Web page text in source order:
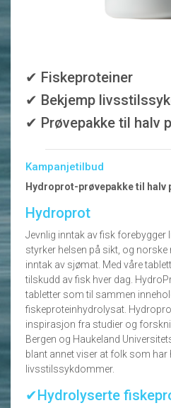
✔ Fiskeproteiner
✔ Bekjemp
✔ Prøvepakke til halv
Kampanjetilbud
Hydroprot-prøvepakke til halv
Hydroprot
Jevnlig inntak av fisk
styrker helsen på sikt, og
inntak av sjømat. Med våre
tilskudd av fisk hver dag.
tabletter som til sammen
fiskeproteinhydrolysat.
inspirasjon fra studier og
Bergen og Haukeland
blant annet viser at folk som
livsstilssykdommer.
✔Hydrolyserte